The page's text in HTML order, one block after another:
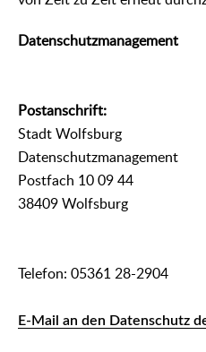
Datenschutzmanagement
Postanschrift:
Stadt Wolfsburg
Datenschutzmanagement
Postfach 10 09 44
38409 Wolfsburg
Telefon: 05361 28-2904
E-Mail an den Datenschutz